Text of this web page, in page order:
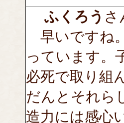
ふくろう さ
早いですね
っています。
必死で取り組
だんとそれら
造力には感心